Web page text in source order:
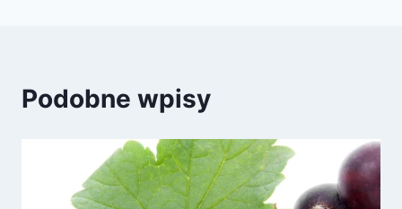
Podobne wpisy